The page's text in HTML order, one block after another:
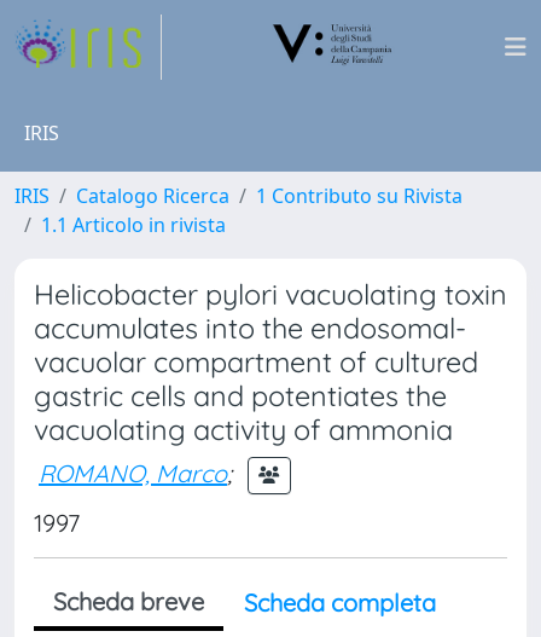
IRIS
IRIS Catalogo Ricerca
1 Contributo su Rivista
1.1 Articolo in rivista
Helicobacter pylori vacuolating toxin
accumulates into the endosomal-
vacuolar compartment of cultured
gastric cells and potentiates the
vacuolating activity of ammonia
ROMANO, Marco;
1997
Scheda breve
Scheda completa